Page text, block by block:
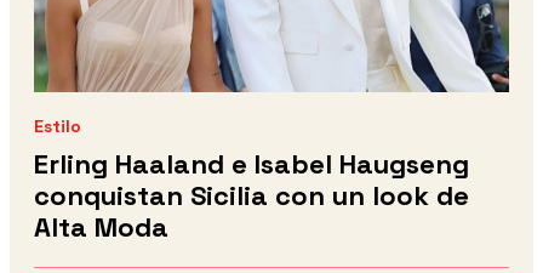
Estilo
Erling Haaland e Isabel Haugseng
conquistan Sicilia con un look de
Alta Moda